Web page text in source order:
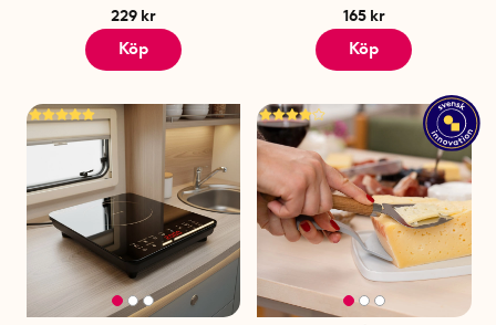
229 kr
Köp
165 kr
Köp